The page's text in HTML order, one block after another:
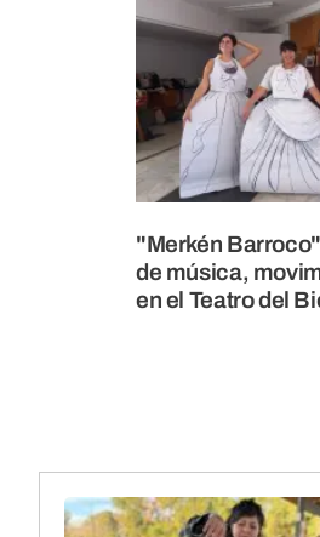
"Merkén
de música,
en el Teatro del